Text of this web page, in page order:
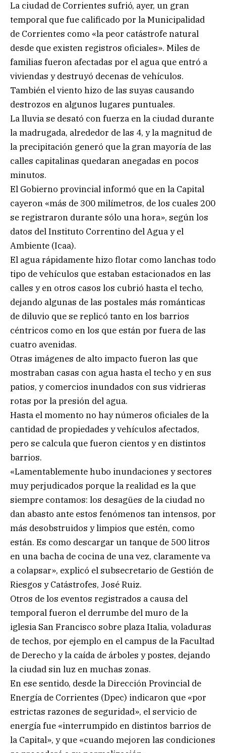
La ciudad de Corrientes sufrió, ayer, un gran
temporal que fue calificado por la Municipalidad
de Corrientes como «la peor catástrofe natural
desde que existen registros oficiales». Miles de
familias fueron afectadas por el agua que entró a
viviendas y destruyó decenas de vehículos.
También el viento hizo de las suyas causando
destrozos en algunos lugares puntuales.
La lluvia se desató con fuerza en la ciudad durante
la madrugada, alrededor de las 4, y la magnitud de
la precipitación generó que la gran mayoría de las
calles capitalinas quedaran anegadas en pocos
minutos.
El Gobierno provincial informó que en la Capital
cayeron «más de 300 milímetros, de los cuales 200
se registraron durante sólo una hora», según los
datos del Instituto Correntino del Agua y el
Ambiente (Icaa).
El agua rápidamente hizo flotar como lanchas todo
tipo de vehículos que estaban estacionados en las
calles y en otros casos los cubrió hasta el techo,
dejando algunas de las postales más románticas
de diluvio que se replicó tanto en los barrios
céntricos como en los que están por fuera de las
cuatro avenidas.
Otras imágenes de alto impacto fueron las que
mostraban casas con agua hasta el techo y en sus
patios, y comercios inundados con sus vidrieras
rotas por la presión del agua.
Hasta el momento no hay números oficiales de la
cantidad de propiedades y vehículos afectados,
pero se calcula que fueron cientos y en distintos
barrios.
«Lamentablemente hubo inundaciones y sectores
muy perjudicados porque la realidad es la que
siempre contamos: los desagües de la ciudad no
dan abasto ante estos fenómenos tan intensos, por
más desobstruidos y limpios que estén, como
están. Es como descargar un tanque de 500 litros
en una bacha de cocina de una vez, claramente va
a colapsar», explicó el subsecretario de Gestión de
Riesgos y Catástrofes, José Ruiz.
Otros de los eventos registrados a causa del
temporal fueron el derrumbe del muro de la
iglesia San Francisco sobre plaza Italia, voladuras
de techos, por ejemplo en el campus de la Facultad
de Derecho y la caída de árboles y postes, dejando
la ciudad sin luz en muchas zonas.
En ese sentido, desde la Dirección Provincial de
Energía de Corrientes (Dpec) indicaron que «por
estrictas razones de seguridad», el servicio de
energía fue «interrumpido en distintos barrios de
la Capital», y que «cuando mejoren las condiciones